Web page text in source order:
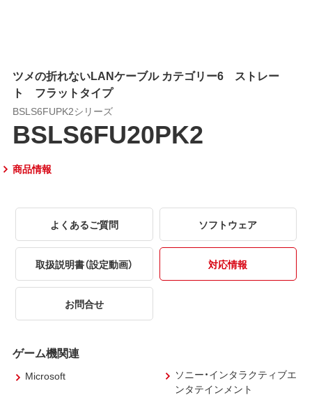
ツメの折れないLANケーブル カテゴリー6 ストレー
ト フラットタイプ
BSLS6FUPK2シリーズ
BSLS6FU20PK2
商品情報
よくあるご質問 ソフトウェア
取扱説明書（設定動画） 対応情報
お問合せ
ゲーム機関連
Microsoft
ソニー・インタラクティブエ
ンタテインメント